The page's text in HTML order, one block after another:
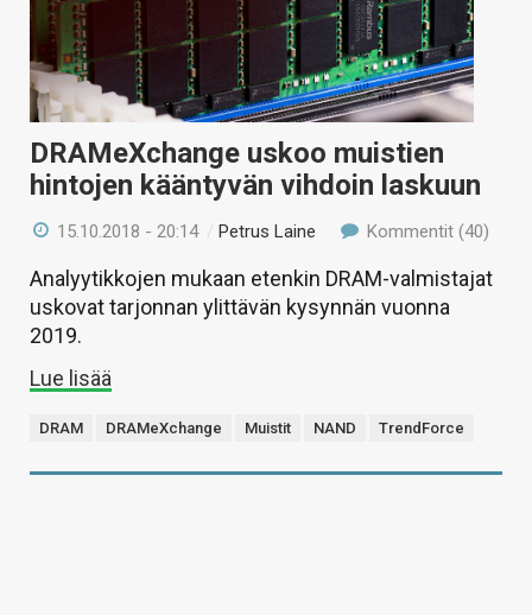
KAUPPA
VAIHDA TEEMA
HAKU
DRAMeXchange uskoo muistien
hintojen kääntyvän vihdoin laskuun
15.10.2018 - 20:14 /Petrus Laine Kommentit (40)
Analyytikkojen mukaan etenkin DRAM-valmistajat
uskovat tarjonnan ylittävän kysynnän vuonna
2019.
Lue lisää
DRAM DRAMeXchange Muistit NAND TrendForce